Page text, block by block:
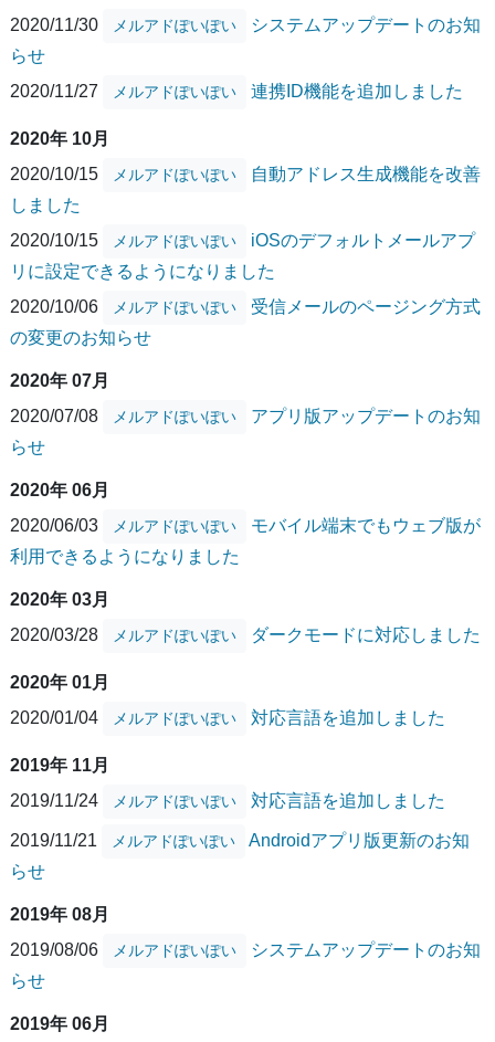
2020/11/30
メルアドぽいぽい
システムアップデートのお知
らせ
2020/11/27
メルアドぽいぽい 連携ID機能を追加しました
2020年 10月
2020/10/15
メルアドぽいぽい
自動アドレス生成機能を改善
しました
2020/10/15
メルアドぽいぽい
iOSのデフォルトメールアプ
リに設定できるようになりました
2020/10/06
メルアドぽいぽい
受信メールのページング方式
の変更のお知らせ
2020年 07月
2020/07/08
メルアドぽいぽい
アプリ版アップデートのお知
らせ
2020年 06月
2020/06/03
メルアドぽいぽい
モバイル端末でもウェブ版が
利用できるようになりました
2020年 03月
2020/03/28
メルアドぽいぽい ダークモードに対応しました
2020年 01月
2020/01/04
メルアドぽいぽい 対応言語を追加しました
2019年 11月
2019/11/24
メルアドぽいぽい 対応言語を追加しました
2019/11/21 メルアドぽいぽい
Androidアプリ版更新のお知
らせ
2019年 08月
2019/08/06
メルアドぽいぽい
システムアップデートのお知
らせ
2019年 06月